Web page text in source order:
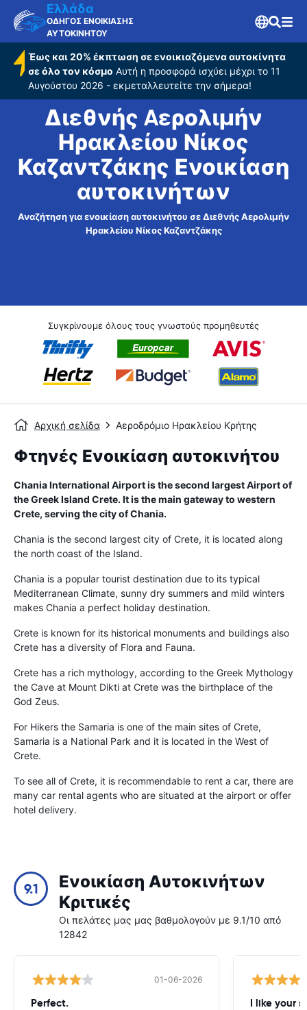
Καζαντζάκης
Ελλάδα
ΟΔΗΓΟΣ ΕΝΟΙΚΙΑΣΗΣ
ΑΥΤΟΚΙΝΗΤΟΥ
Έως και 20% έκπτωση σε ενοικιαζόμενα αυτοκίνητα
σε όλο τον κόσμο Αυτή η προσφορά ισχύει μέχρι το 11
Αυγούστου 2026 - εκμεταλλευτείτε την σήμερα!
Διεθνής Aερολιμήν
Ηρακλείου Νίκος
Καζαντζάκης Ενοικίαση
αυτοκινήτων
Αναζήτηση για ενοικίαση αυτοκινήτου σε Διεθνής Aερολιμήν
Ηρακλείου Νίκος Καζαντζάκης
Συγκρίνουμε όλους τους γνωστούς προμηθευτές
Αρχική σελίδα Αεροδρόμιο Ηρακλείου Κρήτης
Φτηνές Ενοικίαση αυτοκινήτου
Chania International Airport is the second largest Airport of
the Greek Island Crete. It is the main gateway to western
Crete, serving the city of Chania.
Chania is the second largest city of Crete, it is located along
the north coast of the Island.
Chania is a popular tourist destination due to its typical
Mediterranean Climate, sunny dry summers and mild winters
makes Chania a perfect holiday destination.
Crete is known for its historical monuments and buildings also
Crete has a diversity of Flora and Fauna.
Crete has a rich mythology, according to the Greek Mythology
the Cave at Mount Dikti at Crete was the birthplace of the
God Zeus.
For Hikers the Samaria is one of the main sites of Crete,
Samaria is a National Park and it is located in the West of
Crete.
To see all of Crete, it is recommendable to rent a car, there are
many car rental agents who are situated at the airport or offer
hotel delivery.
9.1
Ενοικίαση Αυτοκινήτων
Κριτικές
Οι πελάτες μας μας βαθμολογούν με 9.1/10 από
12842
01-06-2026
Perfect. I like your